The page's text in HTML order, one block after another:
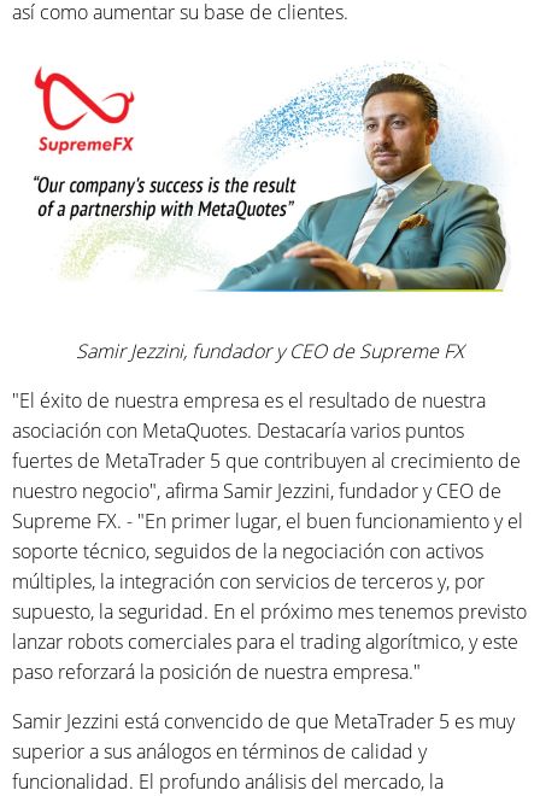
así como aumentar su base de clientes.
Samir Jezzini, fundador y CEO de Supreme FX
"El éxito de nuestra empresa es el resultado de nuestra
asociación con MetaQuotes. Destacaría varios puntos
fuertes de MetaTrader 5 que contribuyen al crecimiento de
nuestro negocio", afirma Samir Jezzini, fundador y CEO de
Supreme FX. - "En primer lugar, el buen funcionamiento y el
soporte técnico, seguidos de la negociación con activos
múltiples, la integración con servicios de terceros y, por
supuesto, la seguridad. En el próximo mes tenemos previsto
lanzar robots comerciales para el trading algorítmico, y este
paso reforzará la posición de nuestra empresa."
Samir Jezzini está convencido de que MetaTrader 5 es muy
superior a sus análogos en términos de calidad y
funcionalidad. El profundo análisis del mercado, la